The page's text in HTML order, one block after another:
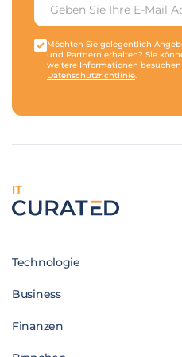
Möchten Sie gelegentlich
und Partnern erhalten? Sie
weitere Informationen
Datenschutzrichtlinie.
IT
Technologie
Business
Finanzen